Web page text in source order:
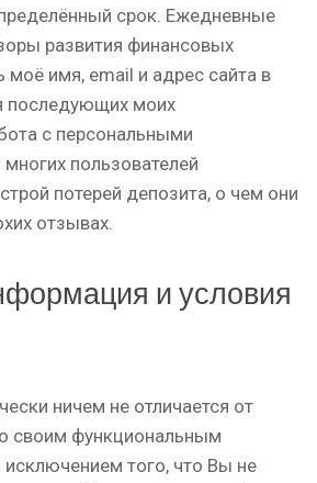
срок. Ежедневные
развития финансовых
моё имя, email и адрес сайта в
последующих моих
с персональными
пользователей
потерей депозита, о чем они
отзывах.
и условия
ничем не отличается от
своим функциональным
того, что Вы не